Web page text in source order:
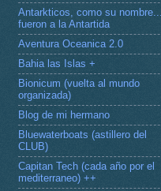
Antarkticos, como su nombre...
fueron a la Antartida
Aventura Oceanica 2.0
Bahia las Islas +
Bionicum (vuelta al mundo
organizada)
Blog de mi hermano
Bluewaterboats (astillero del
CLUB)
Capitan Tech (cada año por el
mediterraneo) ++